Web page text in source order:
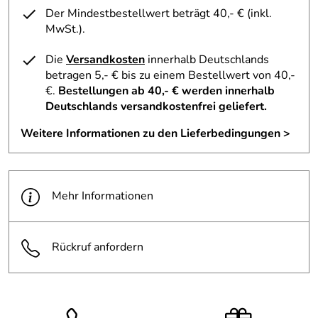
Hagina Cosmetics - eine Erfolgsgeschichte
Cosmetics blickt auf eine Geschichte von etwa 50 Jahren
zurück. Trotz einiger Veränderungen im Laufe der Zeit
produziert das Unternehmen auch heute noch voller Liebe
aus Bayern. Von anfänglich nur 2 Kräuterölen hat sich
Naturkosmetik entwickelt und bietet unter dem Namen
’Naturgeist’ eine vielfältige Produktpalette an. Ein Prinzip
Herstellung. Auch wenn dieser Weg nicht immer einfach
Aqua, Caprylic/Capric Triglyceride, Mica, Butyrospermum
Der Mindestbestellwert beträgt 40,- € (inkl.
MwSt.).
Die Versandkosten innerhalb Deutschlands
betragen 5,- € bis zu einem Bestellwert von 40,-
€. Bestellungen ab 40,- € werden innerhalb
Deutschlands versandkostenfrei geliefert.
Weitere Informationen zu den Lieferbedingungen >
Mehr Informationen
Rückruf anfordern